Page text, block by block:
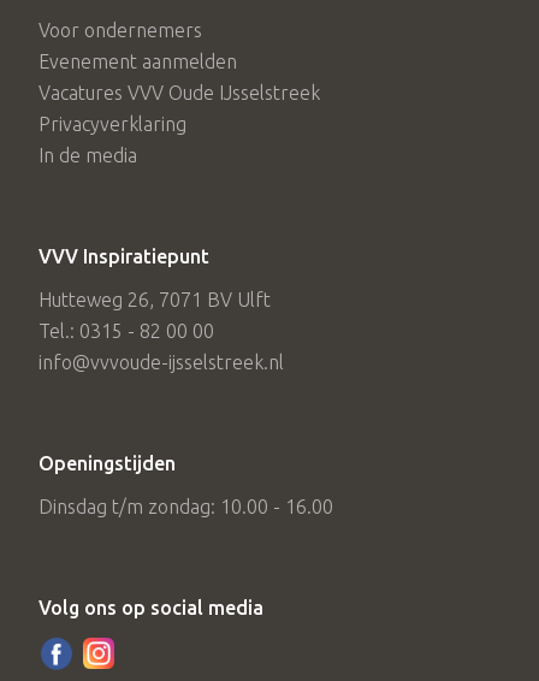
Voor ondernemers
Evenement aanmelden
Vacatures VVV Oude IJsselstreek
Privacyverklaring
In de media
VVV Inspiratiepunt
Hutteweg 26, 7071 BV Ulft
Tel.: 0315 - 82 00 00
info@vvvoude-ijsselstreek.nl
Openingstijden
Dinsdag t/m zondag: 10.00 - 16.00
Volg ons op social media